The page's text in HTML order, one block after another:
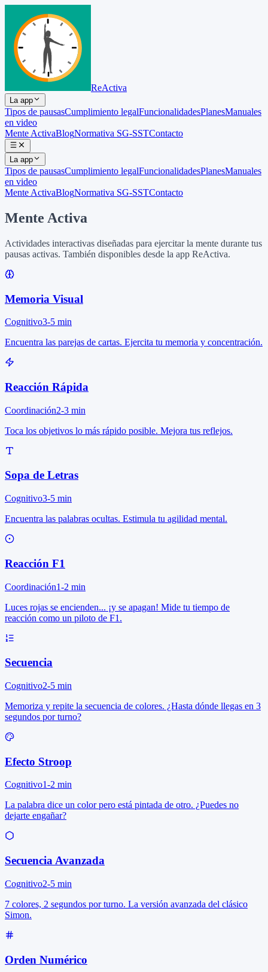
ReActiva
La app
Tipos de pausasCumplimiento legalFuncionalidadesPlanesManuales
en video
Mente ActivaBlogNormativa SG-SSTContacto
La app
Tipos de pausasCumplimiento legalFuncionalidadesPlanesManuales
en video
Mente ActivaBlogNormativa SG-SSTContacto
Mente Activa
Actividades interactivas diseñadas para ejercitar la mente durante tus
pausas activas. También disponibles desde la app ReActiva.
Memoria Visual
Cognitivo3-5 min
Encuentra las parejas de cartas. Ejercita tu memoria y concentración.
Reacción Rápida
Coordinación2-3 min
Toca los objetivos lo más rápido posible. Mejora tus reflejos.
Sopa de Letras
Cognitivo3-5 min
Encuentra las palabras ocultas. Estimula tu agilidad mental.
Reacción F1
Coordinación1-2 min
Luces rojas se encienden... ¡y se apagan! Mide tu tiempo de
reacción como un piloto de F1.
Secuencia
Cognitivo2-5 min
Memoriza y repite la secuencia de colores. ¿Hasta dónde llegas en 3
segundos por turno?
Efecto Stroop
Cognitivo1-2 min
La palabra dice un color pero está pintada de otro. ¿Puedes no
dejarte engañar?
Secuencia Avanzada
Cognitivo2-5 min
7 colores, 2 segundos por turno. La versión avanzada del clásico
Simon.
Orden Numérico